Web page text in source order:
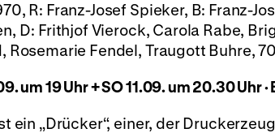
R: Franz-Josef Spieker, B: Franz-
D: Frithjof Vierock, Carola Rabe,
Rosemarie Fendel, Traugott Buhre,
um 19 Uhr + SO 11.09. um 20.30 Uhr
ein „Drücker“, einer, der